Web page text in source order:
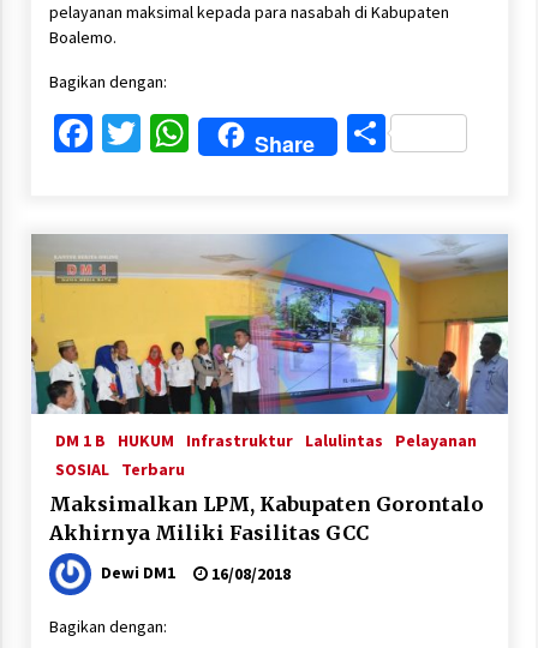
pelayanan maksimal kepada para nasabah di Kabupaten
Boalemo.
Bagikan dengan:
Facebook
Twitter
WhatsApp
Share Share
DM 1 B HUKUM Infrastruktur Lalulintas
Pelayanan
SOSIAL
Terbaru
Maksimalkan LPM, Kabupaten Gorontalo
Akhirnya Miliki Fasilitas GCC
Dewi DM1 16/08/2018
Bagikan dengan: